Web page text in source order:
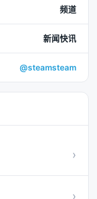
频道
新闻快讯
@steamsteam
›
›